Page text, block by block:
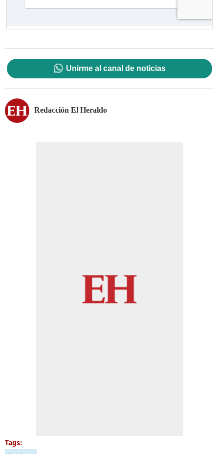
Unirme al canal de noticias
Redacción El Heraldo
Tags: